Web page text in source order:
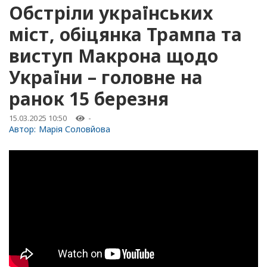
Обстріли українських
міст, обіцянка Трампа та
виступ Макрона щодо
України – головне на
ранок 15 березня
15.03.2025 10:50 -
Автор: Марія Соловйова